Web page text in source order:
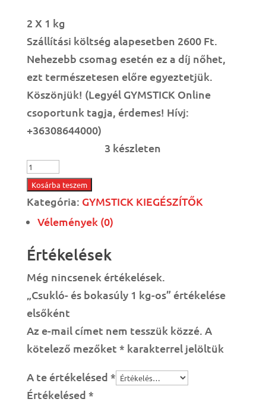
2 X 1 kg
Szállítási költség alapesetben 2600 Ft.
Nehezebb csomag esetén ez a díj nőhet,
ezt természetesen előre egyeztetjük.
Köszönjük! (Legyél GYMSTICK Online
csoportunk tagja, érdemes! Hívj:
+36308644000)
3 készleten
Csukló-
és
bokasúly
1
os
mennyiség
Kosárba teszem
Kategória: GYMSTICK KIEGÉSZÍTŐK
Vélemények (0)
Értékelések
Még nincsenek értékelések.
„Csukló- és bokasúly 1 kg-os” értékelése
elsőként
Az e-mail címet nem tesszük közzé. A
kötelező mezőket * karakterrel jelöltük
A te értékelésed *
Értékelésed *